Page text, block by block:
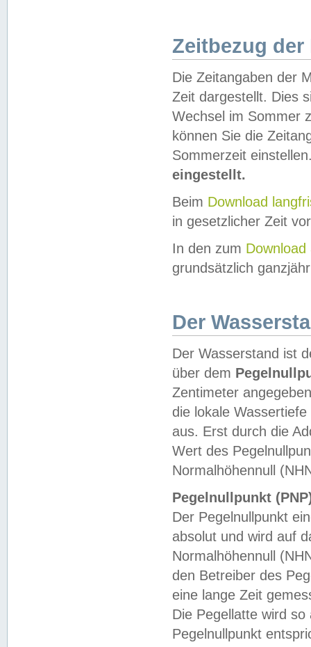
Zeitbezug der
Die Zeitangaben der
Zeit dargestellt. Dies
Wechsel im Sommer
können Sie die
Sommerzeit
eingestellt.
Beim Download
in gesetzlicher Zeit
In den zum Download
grundsätzlich
Der
Der Wasserstand ist
über dem
Zentimeter
die lokale
aus. Erst durch die
Wert des
Normalhöhennull
Pegelnullpunkt
Der Pegelnullpunkt
absolut und wird auf
Normalhöhennull
den Betreiber des
eine lange Zeit
Die Pegellatte wird
Pegelnullpunkt